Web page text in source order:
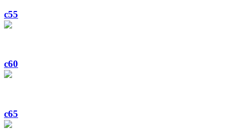
c55
c60
c65